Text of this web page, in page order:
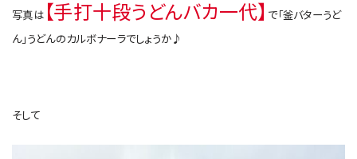
写真は【手打十段うどんバカ一代】 で「釜バターうど
ん」うどんのカルボナーラでしょうか♪
そして